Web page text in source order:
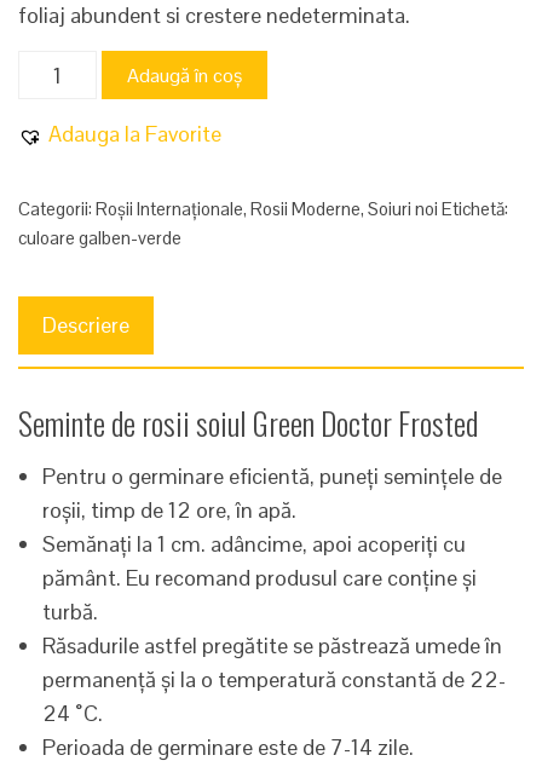
foliaj abundent si crestere nedeterminata.
Cantitate
Doctor
Adaugă în coș
Adauga la Favorite
Categorii: Roșii Internaționale, Rosii Moderne, Soiuri noi Etichetă:
culoare galben-verde
Descriere
Seminte de rosii soiul Green Doctor Frosted
Pentru o germinare eficientă, puneți semințele de
roșii, timp de 12 ore, în apă.
Semănați la 1 cm. adâncime, apoi acoperiți cu
pământ. Eu recomand produsul care conține și
turbă.
Răsadurile astfel pregătite se păstrează umede în
permanență și la o temperatură constantă de 22-
24 ˚C.
Perioada de germinare este de 7-14 zile.